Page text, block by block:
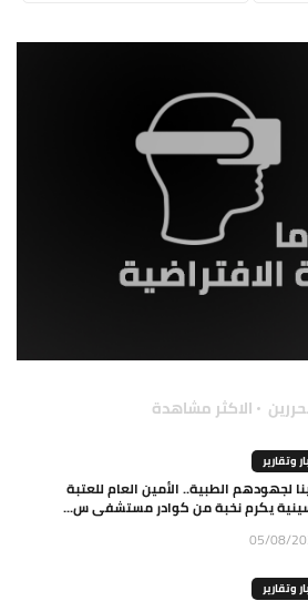
الاكثر مشاهدة
وتقارير
لجهودهم الطبية.. الأمين العام للعتبة
يكرم نخبة من كوادر مستشفى س...
05/08/
وتقارير